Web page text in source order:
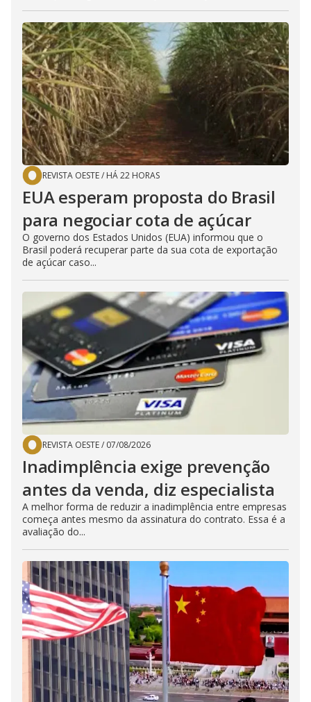
REVISTA OESTE/ HÁ 22 HORAS
EUA esperam proposta do Brasil
para negociar cota de açúcar
O governo dos Estados Unidos (EUA) informou que o
Brasil poderá recuperar parte da sua cota de exportação
de açúcar caso...
REVISTA OESTE/ 07/08/2026
Inadimplência exige prevenção
antes da venda, diz especialista
A melhor forma de reduzir a inadimplência entre empresas
começa antes mesmo da assinatura do contrato. Essa é a
avaliação do...